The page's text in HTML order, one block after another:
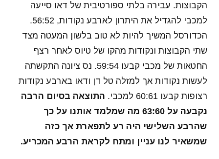
הקבוצות. עבירה בלתי ספורטיבית של דאו סייעה
למכבי להגדיל את היתרון לארבע נקודות, 56:52.
הכדורסל המשיך להיות לא טוב בלשון המעטה מצד
שתי הקבוצות ונקודות מהקו של טיוס לאחר רצף
החטאות של מכבי קבעו 59:54. נס ציונה התקשתה
לעשות נקודות אך למזלה טל דן ודאו בארבע נקודות
רצופות קבעו 60:61 למכבי.
התוצאה בסיום הרבה
נקבעה על 63:60 מה שמלמד אותנו על כך
שהרבע השלישי היה רע לתפארת אך כזה
שמשאיר לנו עניין ומתח לקראת הרבע המכריע.